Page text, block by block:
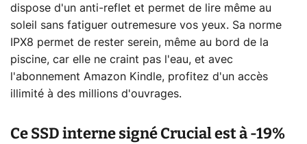
dispose d'un anti-reflet et permet de lire même au
soleil sans fatiguer outremesure vos yeux. Sa norme
IPX8 permet de rester serein, même au bord de la
piscine, car elle ne craint pas l'eau, et avec
l'abonnement Amazon Kindle, profitez d'un accès
illimité à des millions d'ouvrages.
Ce SSD interne signé Crucial est à -19%